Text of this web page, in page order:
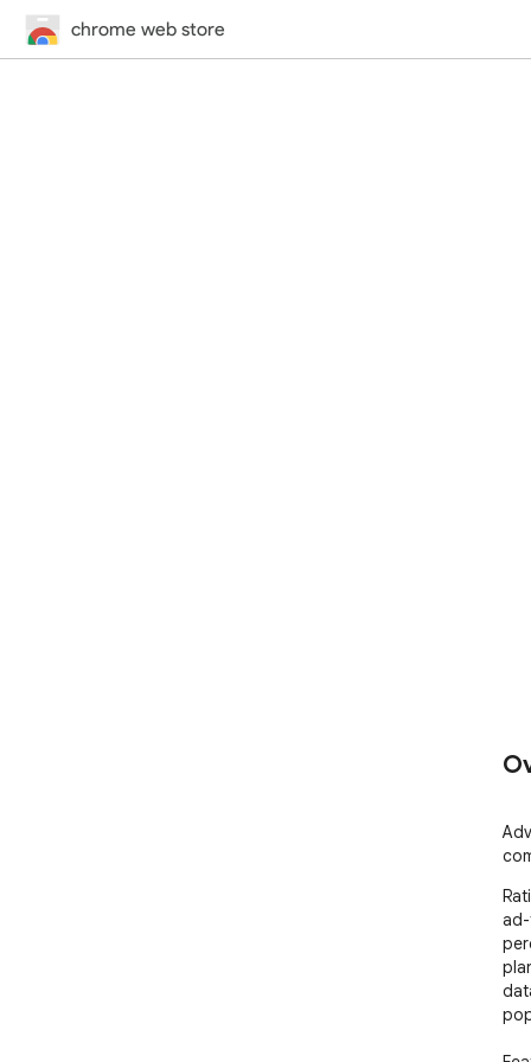
chrome web store